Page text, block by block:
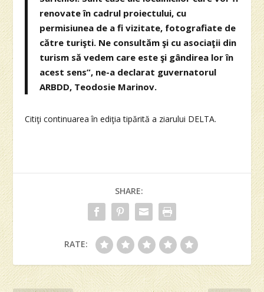
renovate în cadrul proiectului, cu
permisiunea de a fi vizitate, fotografiate de
către turişti. Ne consultăm şi cu asociaţii din
turism să vedem care este şi gândirea lor în
acest sens”, ne-a declarat guvernatorul
ARBDD, Teodosie Marinov.
Citiţi continuarea în ediţia tipărită a ziarului DELTA.
SHARE:
RATE: